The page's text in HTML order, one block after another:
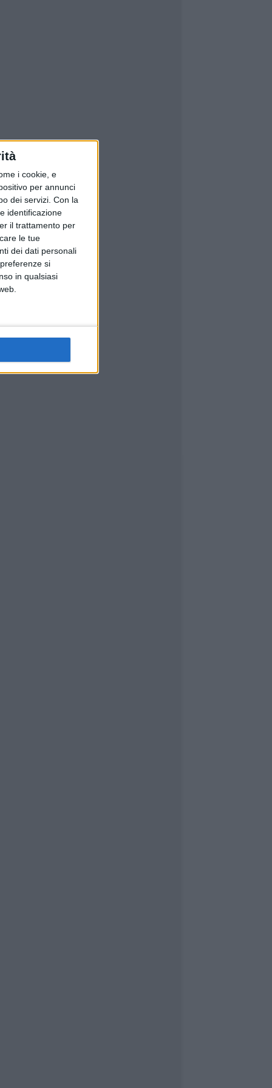
i cookie, e
per annunci
dei servizi. Con la
identificazione
il trattamento per
le tue
dei dati personali
si
in qualsiasi